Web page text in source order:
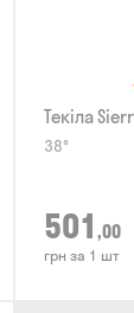
Текіла
38°
501 ,00
грн за 1 шт